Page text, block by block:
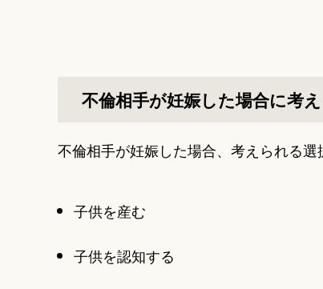
不倫相手が妊娠した場合に考
不倫相手が妊娠した場合、考えられる選
子供を産む
子供を認知する